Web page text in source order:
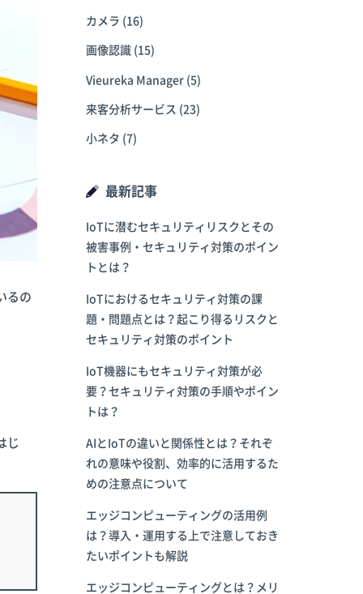
るの
じ
カメラ (16)
画像認識 (15)
Vieureka Manager (5)
来客分析サービス (23)
小ネタ (7)
最新記事
IoTに潜むセキュリティリスクとその
被害事例・セキュリティ対策のポイン
トとは？
IoTにおけるセキュリティ対策の課
題・問題点とは？起こり得るリスクと
セキュリティ対策のポイント
IoT機器にもセキュリティ対策が必
要？セキュリティ対策の手順やポイン
トは？
AIとIoTの違いと関係性とは？それぞ
れの意味や役割、効率的に活用するた
めの注意点について
エッジコンピューティングの活用例
は？導入・運用する上で注意しておき
たいポイントも解説
エッジコンピューティングとは？メリ